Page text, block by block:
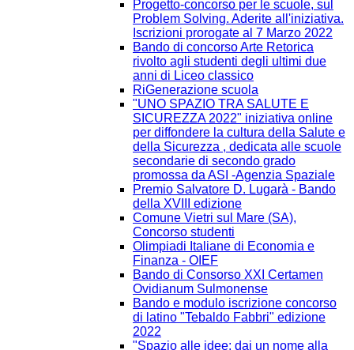
Progetto-concorso per le scuole, sul
Problem Solving. Aderite all'iniziativa.
Iscrizioni prorogate al 7 Marzo 2022
Bando di concorso Arte Retorica
rivolto agli studenti degli ultimi due
anni di Liceo classico
RiGenerazione scuola
"UNO SPAZIO TRA SALUTE E
SICUREZZA 2022" iniziativa online
per diffondere la cultura della Salute e
della Sicurezza , dedicata alle scuole
secondarie di secondo grado
promossa da ASI -Agenzia Spaziale
Premio Salvatore D. Lugarà - Bando
della XVIII edizione
Comune Vietri sul Mare (SA),
Concorso studenti
Olimpiadi Italiane di Economia e
Finanza - OIEF
Bando di Consorso XXI Certamen
Ovidianum Sulmonense
Bando e modulo iscrizione concorso
di latino "Tebaldo Fabbri" edizione
2022
"Spazio alle idee: dai un nome alla